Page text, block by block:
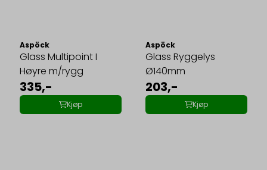
Aspöck
Glass Multipoint I
Høyre m/rygg
335,-
Kjøp
Aspöck
Glass Ryggelys
Ø140mm
203,-
Kjøp